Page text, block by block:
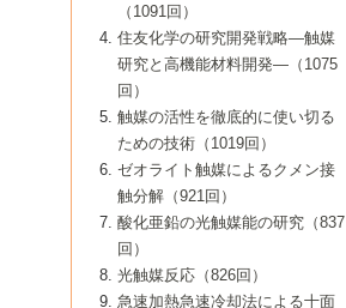
8号 若手研究者による触媒研究の未来展望
2：大学・研究所編
8号 イオン液体の応用
8号 多機能型リアクター
8号 超臨界流体を用いた化学プロセスの新
6号 第94回触媒討論会
7号 サブナノレベルでみた新しい表面現象
8号 オレフィン重合触媒の新たな展
5号 基礎化学品製造の触媒技術
6号 第92回触媒討論会
7号 基礎化学品製造の触媒技術
8号 資源の循環と触媒技術
4号 ナノ材料の調製と機能化
5号 こんな触媒が欲しい
6号 第90回触媒討論会
7号 触媒研究と学術雑誌/情報
8号 若い世代からみた触媒化学の現状と未
3号 生体触媒とバイオプロセス
4号 水素製造・利用の触媒化学
5号 触媒研究における新しい切り口：コン
ビナトリアルケミストリー
6号 第88回触媒討論会特集号
7号 企業における触媒研究のブレークスル
8号 この材料を触媒として使ってみません
2号 第85回触媒討論会
3号 反応ダイナミクス
5号 触媒のおもしろさをどのように伝える
6号 第86回触媒討論会
7号 水素化精製触媒の新しい展開
8号 新しい反応性と機能性を目指した金属
クラスタ-化学
1号 孔、穴、あな?-特異な空間とその利用-
2号 第83回触媒討論会
3号 均一系触媒反応最前線
4号 実用炭素材料の新展開
5号 研究の方法論を考える
7号 機能性金属材料と触媒
8号 触媒研究へのNMRの応用と展望
▼40巻（1998年）
進展と21世紀への提言/創立40周年記念・触
媒学会この10年の歩みとこれから/創立40周
2号 第81回触媒討論会
3号 計算機触媒化学へのさそい
4号 触媒劣化の制御と予測
5号 最新の実用プロセスと触媒
6号 第82回触媒討論会
1号 均一系と不均一系触媒反応-その特徴と
接点
2号 第79回触媒討論会
3号 最新NO除去触媒の実用化研究
4号 新しい反応場を目指した触媒調製
5号 反応・分離技術の新しい展開
6号 第80回触媒討論会
▼38巻（1996年）
1号 触媒の構造と触媒作用/C1化学を中心と
する21世紀への触媒
3号 オリンピックメダル:金・銀・銅はどん
な触媒作用を示すか
4号 触媒作用における機能の複合化
▼37巻（1995年）
1号 ファインケミカルズと固体触媒
2号 第75回触媒討論会
3号 希土類を利用した触媒
4号 触媒とリサイクル
5号 エネルギー変換触媒
▼36巻（1994年）
1号 電気化学と触媒
2号 第73回触媒討論会
3号 C4化学の展開
4号 《通常号》
▼35巻（1993年）
1号 工業触媒開発マニュアル―探索から工
業化まで
2号 第71回触媒討論会
▼34巻（1992年）
1号 インパクトを与えたこの研究
2号 第69回触媒討論会
▼33巻（1991年）
1号 触媒プロセス開発マニュアル―探索か
▼32巻（1990年）
（1091回）
住友化学の研究開発戦略―触媒
研究と高機能材料開発―（1075
回）
触媒の活性を徹底的に使い切る
ための技術（1019回）
ゼオライト触媒によるクメン接
触分解（921回）
酸化亜鉛の光触媒能の研究（837
回）
光触媒反応（826回）
急速加熱急速冷却法による十面